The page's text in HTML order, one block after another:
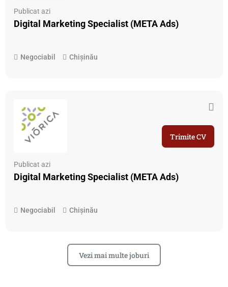
Publicat azi
Digital Marketing Specialist (META Ads)
Negociabil Chișinău
Publicat azi
Digital Marketing Specialist (META Ads)
Negociabil Chișinău
Trimite CV
Vezi mai multe joburi